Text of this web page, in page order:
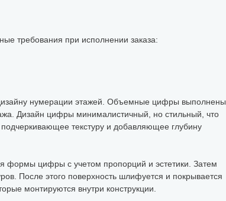
требования при исполнении заказа:
нумерации этажей. Объемные цифры выполнены
Дизайн цифры минималистичный, но стильный, что
текстуру и добавляющее глубину
формы цифры с учетом пропорций и эстетики. Затем
После этого поверхность шлифуется и покрывается
монтируются внутри конструкции.